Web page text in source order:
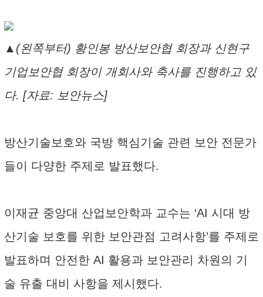
▲(왼쪽부터) 황인봉 방산보안협 회장과 신현구
기업보안협 회장이 개회사와 축사를 진행하고 있
다. [자료: 보안뉴스]
방산기술보호와 국방 핵심기술 관련 보안 전문가
들이 다양한 주제로 발표했다.
이재균 중앙대 산업보안학과 교수는 ‘AI 시대 방
산기술 보호를 위한 보안관점 고려사항’를 주제로
발표하며 안전한 AI 활용과 보안관리 차원의 기
술 유출 대비 사항을 제시했다.